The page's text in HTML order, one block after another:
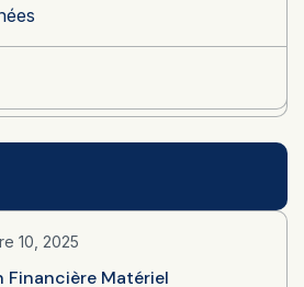
10, 2025
Financière Matériel